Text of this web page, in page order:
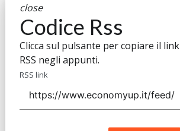
close
Codice Rss
Clicca sul pulsante per copiare il link
RSS negli appunti.
RSS link